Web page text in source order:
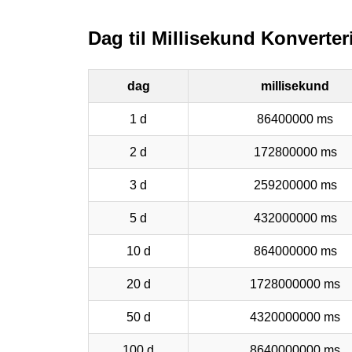
Dag til Millisekund
dag millisekund
1 d 86400000 ms
2 d 172800000 ms
3 d 259200000 ms
5 d 432000000 ms
10 d 864000000 ms
20 d 1728000000 ms
50 d 4320000000 ms